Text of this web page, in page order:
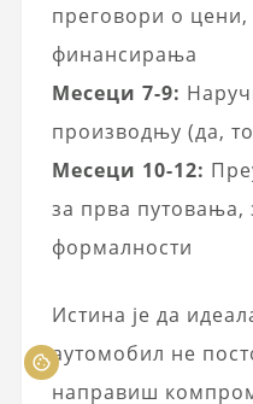
преговори о цени,
финансирања
Месеци 7-9:
производњу (да,
Месеци 10-12:
за прва
формалности
Истина је да
аутомобил не
направиш